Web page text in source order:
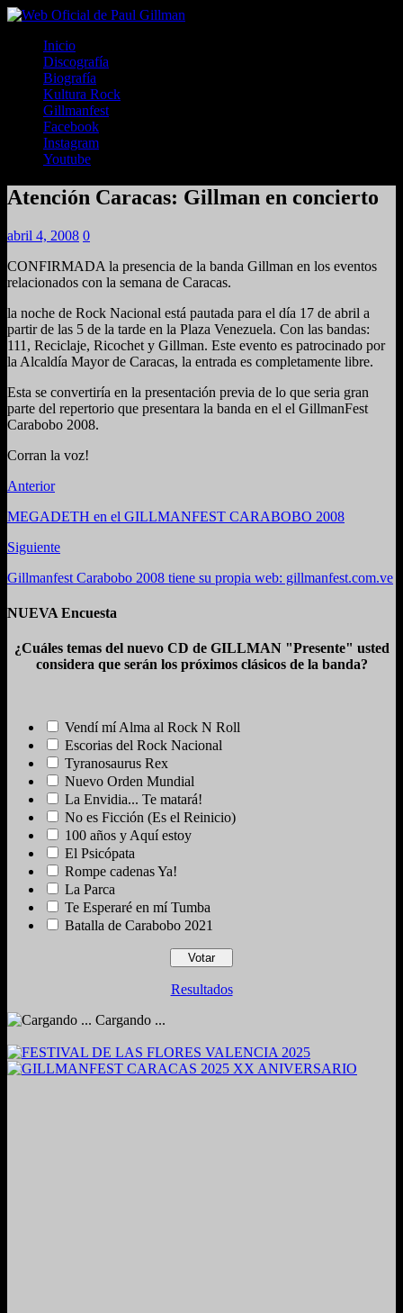
Inicio
Discografía
Biografía
Kultura Rock
Gillmanfest
Facebook
Instagram
Youtube
Atención Caracas: Gillman en concierto
abril 4, 2008 0
CONFIRMADA la presencia de la banda Gillman en los eventos
relacionados con la semana de Caracas.
la noche de Rock Nacional está pautada para el día 17 de abril a
partir de las 5 de la tarde en la Plaza Venezuela. Con las bandas:
111, Reciclaje, Ricochet y Gillman. Este evento es patrocinado por
la Alcaldía Mayor de Caracas, la entrada es completamente libre.
Esta se convertiría en la presentación previa de lo que seria gran
parte del repertorio que presentara la banda en el el GillmanFest
Carabobo 2008.
Corran la voz!
Anterior
MEGADETH en el GILLMANFEST CARABOBO 2008
Siguiente
Gillmanfest Carabobo 2008 tiene su propia web: gillmanfest.com.ve
NUEVA Encuesta
¿Cuáles temas del nuevo CD de GILLMAN "Presente" usted
considera que serán los próximos clásicos de la banda?
Vendí mí Alma al Rock N Roll
Escorias del Rock Nacional
Tyranosaurus Rex
Nuevo Orden Mundial
La Envidia... Te matará!
No es Ficción (Es el Reinicio)
100 años y Aquí estoy
El Psicópata
Rompe cadenas Ya!
La Parca
Te Esperaré en mí Tumba
Batalla de Carabobo 2021
Resultados
Cargando ...